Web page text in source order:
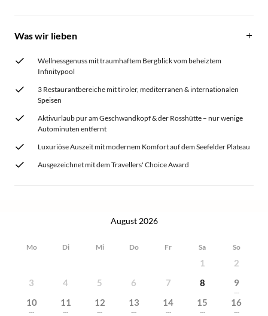
Was wir lieben
Wellnessgenuss mit traumhaftem Bergblick vom beheiztem
Infinitypool
3 Restaurantbereiche mit tiroler, mediterranen & internationalen
Speisen
Aktivurlaub pur am Geschwandkopf & der Rosshütte – nur wenige
Autominuten entfernt
Luxuriöse Auszeit mit modernem Komfort auf dem Seefelder Plateau
Ausgezeichnet mit dem Travellers' Choice Award
August 2026
Mo Di Mi Do Fr Sa So
1
2
3
4 5 6 7 8 9
---
10
---
11
---
12
---
13
---
14
---
15
---
16
---